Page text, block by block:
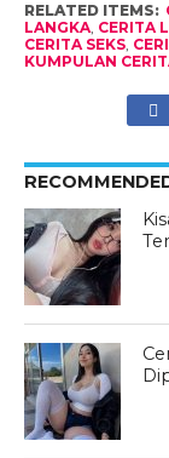
RELATED ITEMS:
LANGKA, CERITA
CERITA SEKS,
KUMPULAN